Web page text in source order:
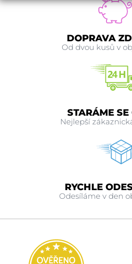
DOPRAVA
Od dvou kusů v
STARÁME SE
Nejlepší
RYCHLE
Odesíláme v den